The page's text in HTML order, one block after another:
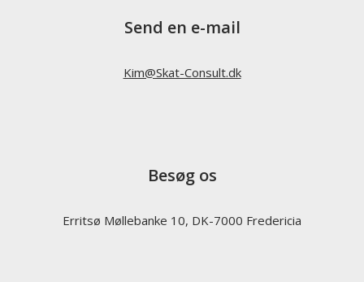
Send en e-mail
Kim@Skat-Consult.dk
Besøg os
Erritsø Møllebanke 10, DK-7000 Fredericia